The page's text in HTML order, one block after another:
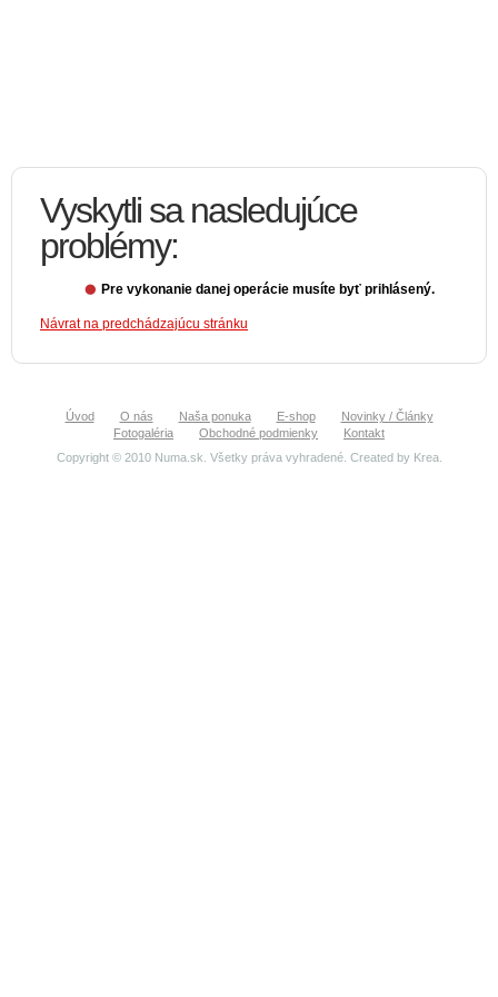
Vyskytli sa nasledujúce
problémy:
Pre vykonanie danej operácie musíte byť prihlásený.
Návrat na predchádzajúcu stránku
Úvod O nás Naša ponuka E-shop
Novinky / Články
Fotogaléria
Obchodné podmienky
Kontakt
Copyright © 2010 Numa.sk. Všetky práva vyhradené. Created by Krea.